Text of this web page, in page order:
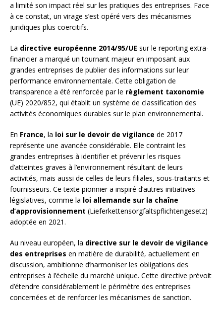
a limité son impact réel sur les pratiques des entreprises. Face
à ce constat, un virage s’est opéré vers des mécanismes
juridiques plus coercitifs.
La directive européenne 2014/95/UE sur le reporting extra-
financier a marqué un tournant majeur en imposant aux
grandes entreprises de publier des informations sur leur
performance environnementale. Cette obligation de
transparence a été renforcée par le règlement taxonomie
(UE) 2020/852, qui établit un système de classification des
activités économiques durables sur le plan environnemental.
En France, la loi sur le devoir de vigilance de 2017
représente une avancée considérable. Elle contraint les
grandes entreprises à identifier et prévenir les risques
d’atteintes graves à l’environnement résultant de leurs
activités, mais aussi de celles de leurs filiales, sous-traitants et
fournisseurs. Ce texte pionnier a inspiré d’autres initiatives
législatives, comme la loi allemande sur la chaîne
d’approvisionnement (Lieferkettensorgfaltspflichtengesetz)
adoptée en 2021.
Au niveau européen, la directive sur le devoir de vigilance
des entreprises en matière de durabilité, actuellement en
discussion, ambitionne d’harmoniser les obligations des
entreprises à l’échelle du marché unique. Cette directive prévoit
d’étendre considérablement le périmètre des entreprises
concernées et de renforcer les mécanismes de sanction.